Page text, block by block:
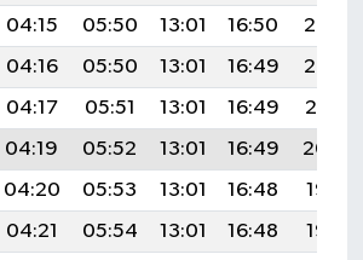
04:15 05:50 13:01 16:50
20:03
04:16 05:50 13:01 16:49
20:02
04:17 05:51 13:01 16:49
20:01
04:19 05:52 13:01 16:49
20:00
04:20 05:53 13:01 16:48
19:58
04:21 05:54 13:01 16:48
19:57